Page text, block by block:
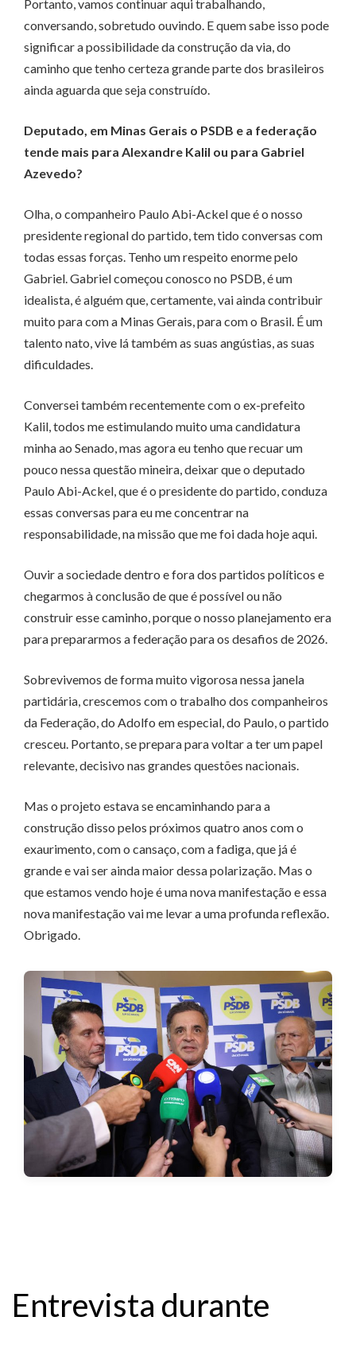
Portanto, vamos continuar aqui trabalhando,
conversando, sobretudo ouvindo. E quem sabe isso pode
significar a possibilidade da construção da via, do
caminho que tenho certeza grande parte dos brasileiros
ainda aguarda que seja construído.
Deputado, em Minas Gerais o PSDB e a federação
tende mais para Alexandre Kalil ou para Gabriel
Azevedo?
Olha, o companheiro Paulo Abi-Ackel que é o nosso
presidente regional do partido, tem tido conversas com
todas essas forças. Tenho um respeito enorme pelo
Gabriel. Gabriel começou conosco no PSDB, é um
idealista, é alguém que, certamente, vai ainda contribuir
muito para com a Minas Gerais, para com o Brasil. É um
talento nato, vive lá também as suas angústias, as suas
dificuldades.
Conversei também recentemente com o ex-prefeito
Kalil, todos me estimulando muito uma candidatura
minha ao Senado, mas agora eu tenho que recuar um
pouco nessa questão mineira, deixar que o deputado
Paulo Abi-Ackel, que é o presidente do partido, conduza
essas conversas para eu me concentrar na
responsabilidade, na missão que me foi dada hoje aqui.
Ouvir a sociedade dentro e fora dos partidos políticos e
chegarmos à conclusão de que é possível ou não
construir esse caminho, porque o nosso planejamento era
para prepararmos a federação para os desafios de 2026.
Sobrevivemos de forma muito vigorosa nessa janela
partidária, crescemos com o trabalho dos companheiros
da Federação, do Adolfo em especial, do Paulo, o partido
cresceu. Portanto, se prepara para voltar a ter um papel
relevante, decisivo nas grandes questões nacionais.
Mas o projeto estava se encaminhando para a
construção disso pelos próximos quatro anos com o
exaurimento, com o cansaço, com a fadiga, que já é
grande e vai ser ainda maior dessa polarização. Mas o
que estamos vendo hoje é uma nova manifestação e essa
nova manifestação vai me levar a uma profunda reflexão.
Obrigado.
Entrevista durante